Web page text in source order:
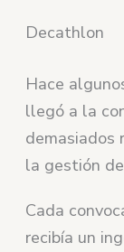
Decathlon
Hace
llegó a la
demasiados
la gestión
Cada
recibía un